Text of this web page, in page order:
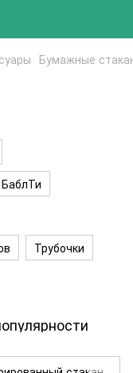
Бумажные
Трубочки